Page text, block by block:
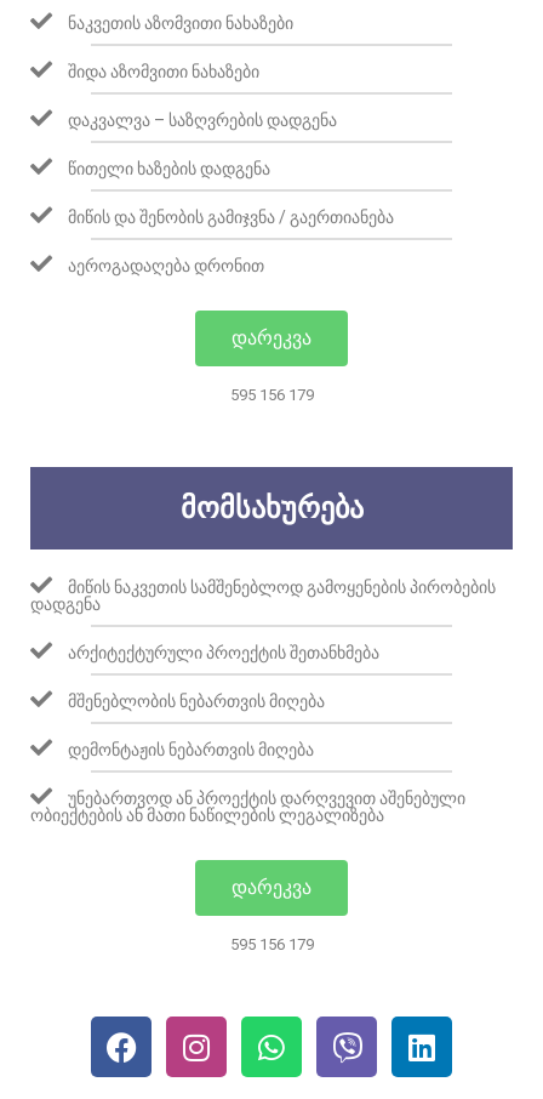
ᲜᲐᲙᲕᲔᲗᲘᲡ ᲐᲖᲝᲛᲕᲘᲗᲘ ᲜᲐᲮᲐᲖᲔᲑᲘ
ᲨᲘᲓᲐ ᲐᲖᲝᲛᲕᲘᲗᲘ ᲜᲐᲮᲐᲖᲔᲑᲘ
ᲓᲐᲙᲕᲐᲚᲕᲐ – ᲡᲐᲖᲦᲕᲠᲔᲑᲘᲡ ᲓᲐᲓᲒᲔᲜᲐ
ᲬᲘᲗᲔᲚᲘ ᲮᲐᲖᲔᲑᲘᲡ ᲓᲐᲓᲒᲔᲜᲐ
ᲛᲘᲬᲘᲡ ᲓᲐ ᲨᲔᲜᲝᲑᲘᲡ ᲒᲐᲛᲘᲯᲕᲜᲐ / ᲒᲐᲔᲠᲗᲘᲐᲜᲔᲑᲐ
ᲐᲔᲠᲝᲒᲐᲓᲐᲦᲔᲑᲐ ᲓᲠᲝᲜᲘᲗ
ᲓᲐᲠᲔᲙᲕᲐ
595 156 179
ᲛᲝᲛᲡᲐᲮᲣᲠᲔᲑᲐ
ᲛᲘᲬᲘᲡ ᲜᲐᲙᲕᲔᲗᲘᲡ ᲡᲐᲛᲨᲔᲜᲔᲑᲚᲝᲓ ᲒᲐᲛᲝᲧᲔᲜᲔᲑᲘᲡ ᲞᲘᲠᲝᲑᲔᲑᲘᲡ
ᲓᲐᲓᲒᲔᲜᲐ
ᲐᲠᲥᲘᲢᲔᲥᲢᲣᲠᲣᲚᲘ ᲞᲠᲝᲔᲥᲢᲘᲡ ᲨᲔᲗᲐᲜᲮᲛᲔᲑᲐ
ᲛᲨᲔᲜᲔᲑᲚᲝᲑᲘᲡ ᲜᲔᲑᲐᲠᲗᲕᲘᲡ ᲛᲘᲦᲔᲑᲐ
ᲓᲔᲛᲝᲜᲢᲐᲟᲘᲡ ᲜᲔᲑᲐᲠᲗᲕᲘᲡ ᲛᲘᲦᲔᲑᲐ
ᲣᲜᲔᲑᲐᲠᲗᲕᲝᲓ ᲐᲜ ᲞᲠᲝᲔᲥᲢᲘᲡ ᲓᲐᲠᲦᲕᲔᲕᲘᲗ ᲐᲨᲔᲜᲔᲑᲣᲚᲘ
ᲝᲑᲘᲔᲥᲢᲔᲑᲘᲡ ᲐᲜ ᲛᲐᲗᲘ ᲜᲐᲬᲘᲚᲔᲑᲘᲡ ᲚᲔᲒᲐᲚᲘᲖᲔᲑᲐ
ᲓᲐᲠᲔᲙᲕᲐ
595 156 179